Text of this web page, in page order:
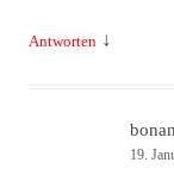
Antworten ↓
19.